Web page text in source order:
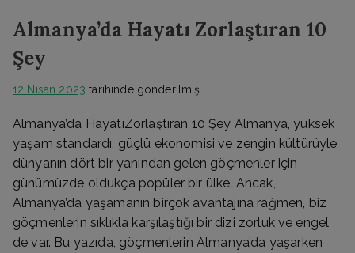
Almanya’da Hayatı Zorlaştıran 10
Şey
12 Nisan 2023 tarihinde gönderilmiş
Almanya’da HayatıZorlaştıran 10 Şey Almanya, yüksek
yaşam standardı, güçlü ekonomisi ve zengin kültürüyle
dünyanın dört bir yanından gelen göçmenler için
günümüzde oldukça popüler bir ülke. Ancak,
Almanya’da yaşamanın birçok avantajına rağmen, biz
göçmenlerin sıklıkla karşılaştığı bir dizi zorluk ve engel
de var. Bu yazıda, göçmenlerin Almanya’da yaşarken